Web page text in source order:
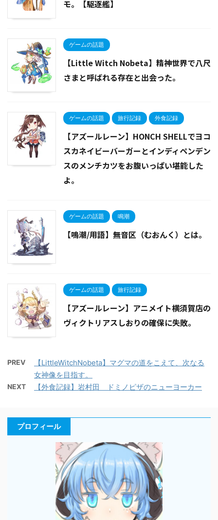
モ。【駆逐艦】
ゲームの話題
【Little Witch Nobeta】精神世界で八尺
さまと呼ばれる存在と出会った。
ゲームの話題 旅行記録 外食記録
【アズールレーン】HONCH SHELLでヨコ
スカネイビーバーガーとインディペンデン
スのメンチカツをお腹いっぱい堪能した
よ。
ゲームの話題 鳴潮
【鳴潮/用語】無音区（むおんく）とは。
ゲームの話題 旅行記録
【アズールレーン】アニメイト横須賀店の
ヴィクトリアスしおりの確保に失敗。
PREV
【LittleWitchNobeta】マグマの道をこえて、次なる
女神像を目指す。
NEXT 【外食記録】岩村田 ドミノピザのニューヨーカー
プロフィール